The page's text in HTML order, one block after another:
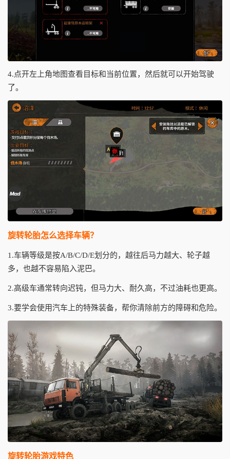
4.点开左上角地图查看目标和当前位置，然后就可以开始驾驶
了。
旋转轮胎怎么选择车辆？
1.车辆等级是按A/B/C/D/E划分的，越往后马力越大、轮子越
多，也越不容易陷入泥巴。
2.高级车通常转向迟钝，但马力大、耐久高，不过油耗也更高。
3.要学会使用汽车上的特殊装备，帮你清除前方的障碍和危险。
旋转轮胎游戏特色